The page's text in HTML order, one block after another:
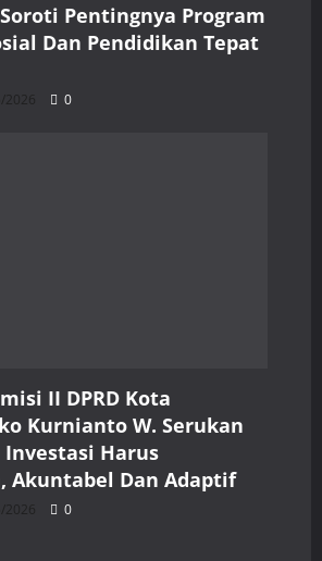
Pentingnya Program
Dan Pendidikan Tepat
0
II DPRD Kota
Kurnianto W. Serukan
Harus
Akuntabel Dan Adaptif
0